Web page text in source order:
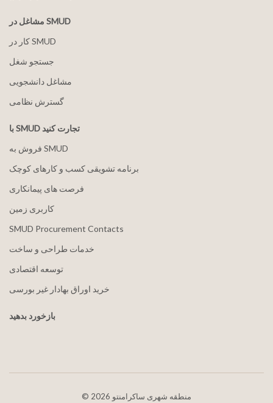
مشاغل در SMUD
کار در SMUD
جستجو شغل
مشاغل دانشجویی
گسترش نظامی
با SMUD تجارت کنید
فروش به SMUD
برنامه تشویقی کسب و کارهای کوچک
فرصت های پیمانکاری
کاربری زمین
SMUD Procurement Contacts
خدمات طراحی و ساخت
توسعه اقتصادی
خرید اوراق بهادار غیر بورسی
بازخورد بدهید
© 2026 منطقه شهری ساکرامنتو